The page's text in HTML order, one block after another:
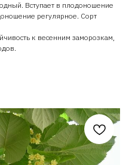
Вступает в плодоношение
регулярное. Сорт
к весенним заморозкам,